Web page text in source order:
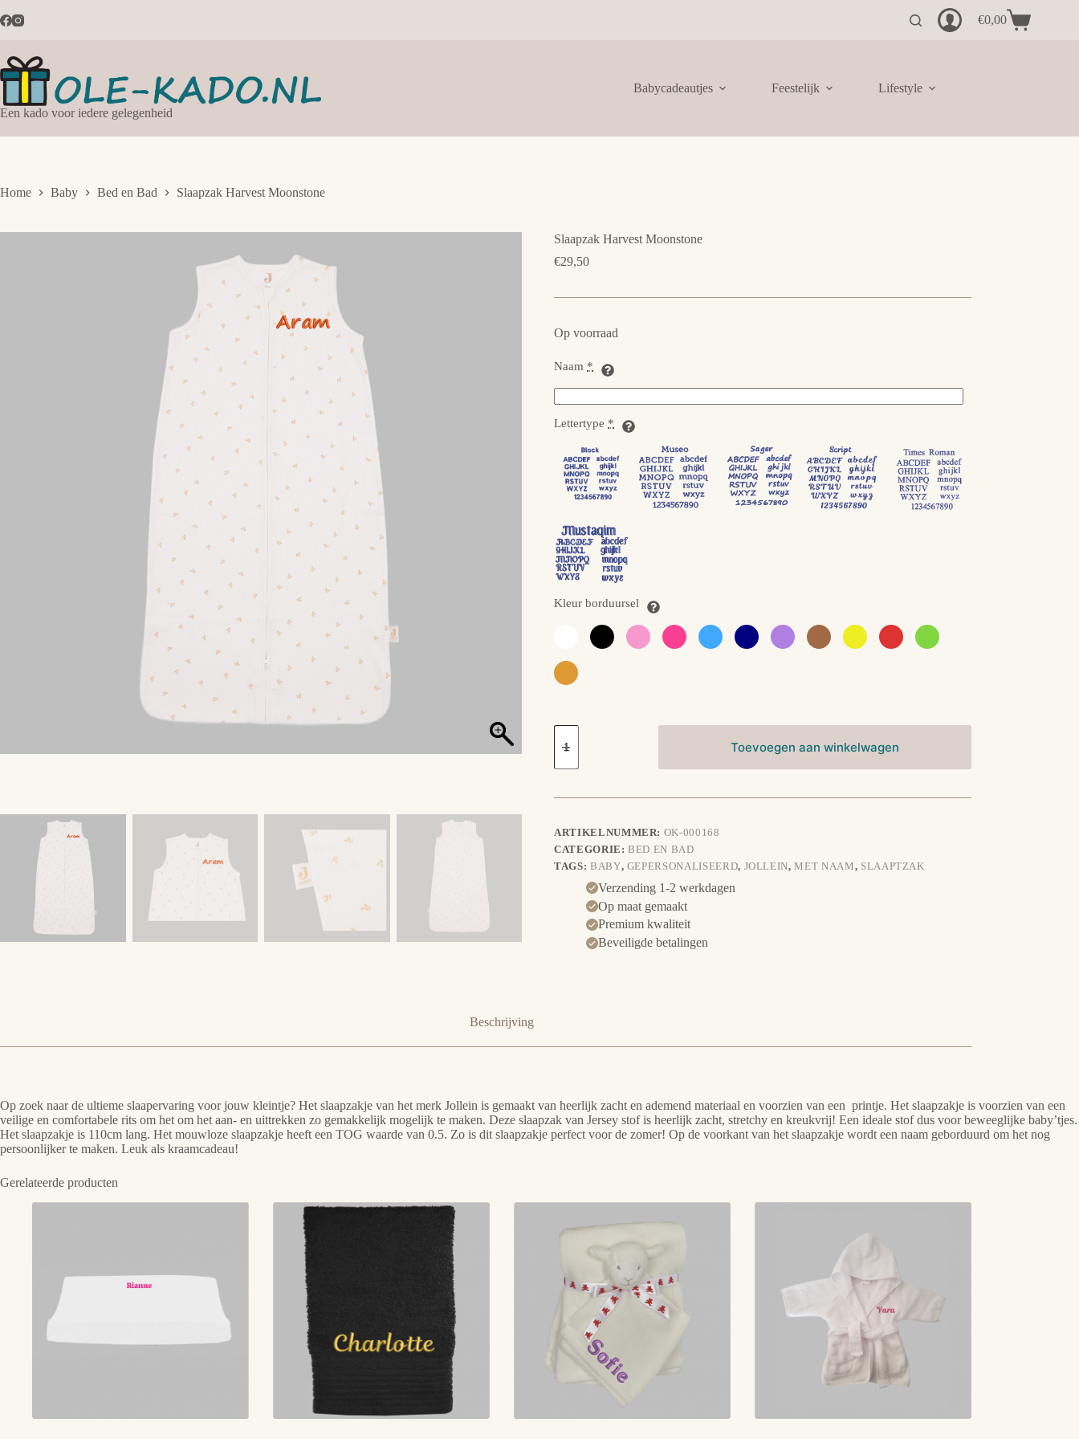
naar
Winkelwagen
€0,00
Een kado voor iedere gelegenheid
Babycadeautjes Feestelijk Lifestyle
Home Baby Bed en Bad Slaapzak Harvest Moonstone
Slaapzak Harvest Moonstone
€29,50
Op voorraad
Naam *
Lettertype *
Kleur borduursel
Slaapzak
Harvest
aantal
Toevoegen aan winkelwagen
ARTIKELNUMMER: OK-000168
CATEGORIE:BED EN BAD
TAGS: BABY, GEPERSONALISEERD, JOLLEIN,MET NAAM, SLAAPTZAK
Verzending 1-2 werkdagen
Op maat gemaakt
Premium kwaliteit
Beveiligde betalingen
Beschrijving
Op zoek naar de ultieme slaapervaring voor jouw kleintje? Het slaapzakje van het merk Jollein is gemaakt van heerlijk zacht en ademend materiaal en voorzien van een printje. Het slaapzakje is voorzien van een
veilige en comfortabele rits om het om het aan- en uittrekken zo gemakkelijk mogelijk te maken. Deze slaapzak van Jersey stof is heerlijk zacht, stretchy en kreukvrij! Een ideale stof dus voor beweeglijke baby’tjes.
Het slaapzakje is 110cm lang. Het mouwloze slaapzakje heeft een TOG waarde van 0.5. Zo is dit slaapzakje perfect voor de zomer! Op de voorkant van het slaapzakje wordt een naam geborduurd om het nog
persoonlijker te maken. Leuk als kraamcadeau!
Gerelateerde producten